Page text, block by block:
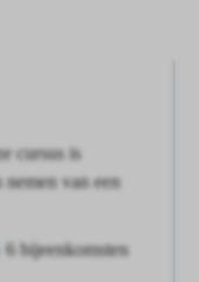
cursus is
nemen van een
6 bijeenkomsten